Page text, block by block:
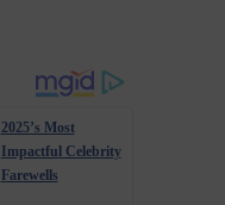
2025’s Most
Impactful Celebrity
Farewells